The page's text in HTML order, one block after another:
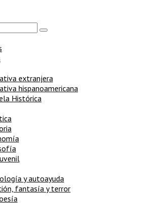
extranjera
hispanoamericana
Histórica
y autoayuda
fantasía y terror